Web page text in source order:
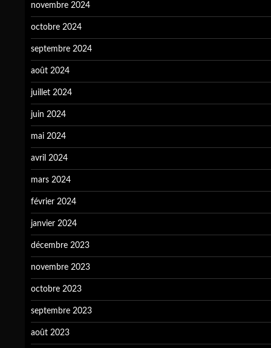
novembre 2024
octobre 2024
septembre 2024
août 2024
juillet 2024
juin 2024
mai 2024
avril 2024
mars 2024
février 2024
janvier 2024
décembre 2023
novembre 2023
octobre 2023
septembre 2023
août 2023